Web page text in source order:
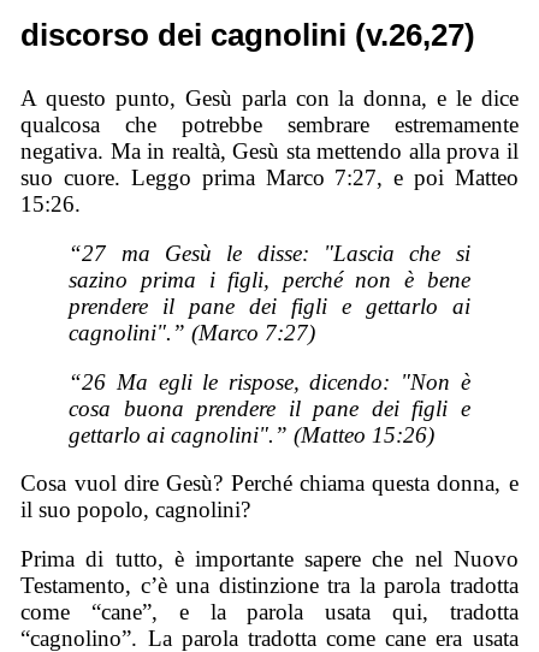
discorso dei cagnolini (v.26,27)
A questo punto, Gesù parla con la donna, e le dice
qualcosa che potrebbe sembrare estremamente
negativa. Ma in realtà, Gesù sta mettendo alla prova il
suo cuore. Leggo prima Marco 7:27, e poi Matteo
15:26.
“27 ma Gesù le disse: "Lascia che si
sazino prima i figli, perché non è bene
prendere il pane dei figli e gettarlo ai
cagnolini".” (Marco 7:27)
“26 Ma egli le rispose, dicendo: "Non è
cosa buona prendere il pane dei figli e
gettarlo ai cagnolini".” (Matteo 15:26)
Cosa vuol dire Gesù? Perché chiama questa donna, e
il suo popolo, cagnolini?
Prima di tutto, è importante sapere che nel Nuovo
Testamento, c’è una distinzione tra la parola tradotta
come “cane”, e la parola usata qui, tradotta
“cagnolino”. La parola tradotta come cane era usata